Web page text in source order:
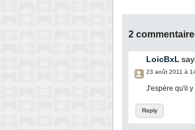
2
LoicBxL
23 août 2011 à
Reply
J'espère qu'il